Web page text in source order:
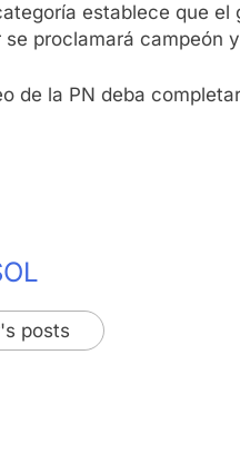
establece que
proclamará campeón
de la PN deba
posts